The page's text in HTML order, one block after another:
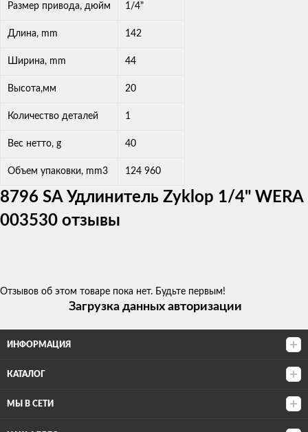
Размер привода, дюйм 1/4"
Длина, mm 142
Ширина, mm 44
Высота,мм 20
Количество деталей 1
Вес нетто, g 40
Объем упаковки, mm3 124 960
8796 SA Удлинитель Zyklop 1/4" WERA
003530 отзывы
Отзывов об этом товаре пока нет. Будьте первым!
Загрузка данных авторизации
ИНФОРМАЦИЯ
КАТАЛОГ
МЫ В СЕТИ